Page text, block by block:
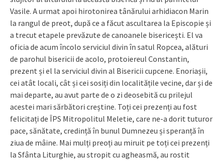
Vasile. A urmat apoi hirotonirea tânărului arhidiacon Marin
la rangul de preot, după ce a făcut ascultarea la Episcopie și
a trecut etapele prevăzute de canoanele bisericești. El va
oficia de acum încolo serviciul divin în satul Ropcea, alături
de parohul bisericii de acolo, protoiereul Constantin,
prezent și el la serviciul divin al Bisericii cupcene. Enoriașii,
cei atât locali, cât și cei sosiți din localitățile vecine, dar și de
mai departe, au avut parte de o zi deosebită cu prilejul
acestei mari sărbători creștine. Toți cei prezenți au fost
felicitați de ÎPS Mitropolitul Meletie, care ne-a dorit tuturor
pace, sănătate, credință în bunul Dumnezeu și speranță în
ziua de mâine. Mai mulți preoți au miruit pe toți cei prezenți
la Sfânta Liturghie, au stropit cu agheasmă, au rostit